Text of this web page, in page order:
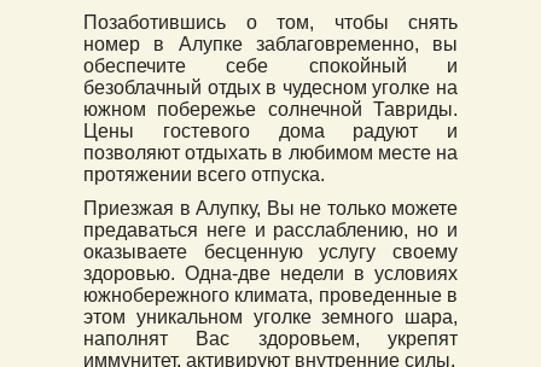
Позаботившись о том, чтобы снять
номер в Алупке заблаговременно, вы
обеспечите себе спокойный и
безоблачный отдых в чудесном уголке на
южном побережье солнечной Тавриды.
Цены гостевого дома радуют и
позволяют отдыхать в любимом месте на
протяжении всего отпуска.
Приезжая в Алупку, Вы не только можете
предаваться неге и расслаблению, но и
оказываете бесценную услугу своему
здоровью. Одна-две недели в условиях
южнобережного климата, проведенные в
этом уникальном уголке земного шара,
наполнят Вас здоровьем, укрепят
иммунитет, активируют внутренние силы.